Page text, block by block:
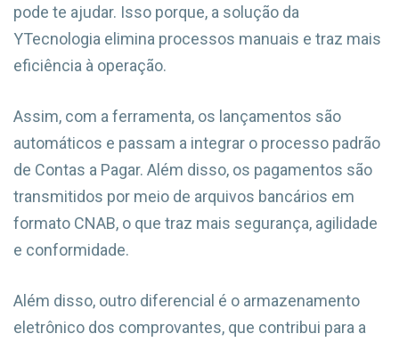
pode te ajudar. Isso porque, a solução da
YTecnologia elimina processos manuais e traz mais
eficiência à operação.
Assim, com a ferramenta, os lançamentos são
automáticos e passam a integrar o processo padrão
de Contas a Pagar. Além disso, os pagamentos são
transmitidos por meio de arquivos bancários em
formato CNAB, o que traz mais segurança, agilidade
e conformidade.
Além disso, outro diferencial é o armazenamento
eletrônico dos comprovantes, que contribui para a